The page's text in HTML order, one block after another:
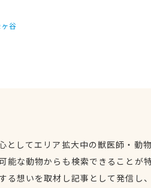
谷
としてエリア拡大中の獣医師・動
能な動物からも検索できることが
る想いを取材し記事として発信し